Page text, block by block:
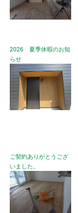
2026 夏季休暇のお知
らせ
ご契約ありがとうござ
いました。